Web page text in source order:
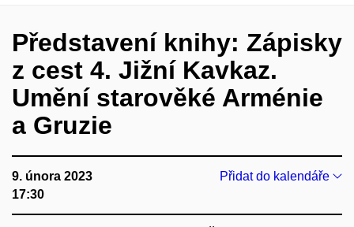
Představení knihy: Zápisky
z cest 4. Jižní Kavkaz.
Umění starověké Arménie
a Gruzie
9. února 2023
17:30
Přidat do kalendáře